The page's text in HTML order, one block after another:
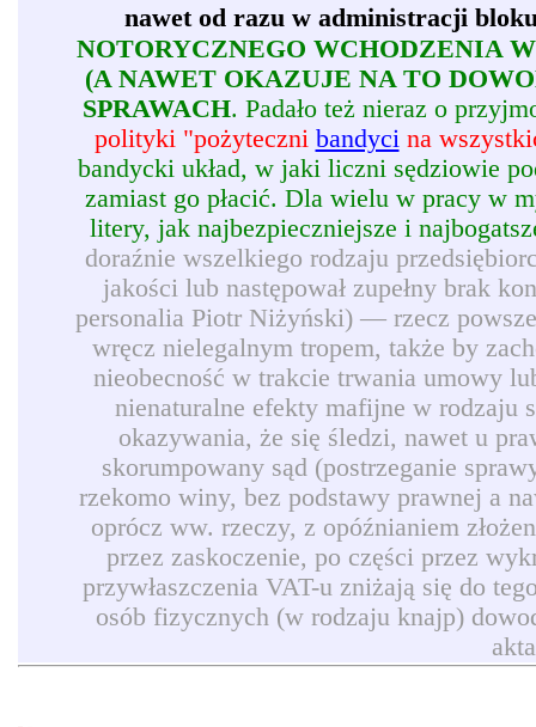
nawet od razu w administracji
NOTORYCZNEGO WCHODZENIA
(A NAWET OKAZUJE NA TO
SPRAWACH. Padało też nieraz o
polityki "pożyteczni bandycina
bandycki układ, w jaki liczni sędziowie
zamiast go płacić. Dla wielu w pracy w
litery, jak najbezpieczniejsze i
doraźnie wszelkiego rodzaju
jakości lub następował zupełny brak
personalia Piotr Niżyński) — rzecz
wręcz nielegalnym tropem, także by
nieobecność w trakcie trwania umowy
nienaturalne efekty mafijne w rodzaju
okazywania, że się śledzi, nawet u
skorumpowany sąd (postrzeganie
rzekomo winy, bez podstawy prawnej a
oprócz ww. rzeczy, z opóźnianiem
przez zaskoczenie, po części przez
przywłaszczenia VAT-u zniżają się do
osób fizycznych (w rodzaju knajp)